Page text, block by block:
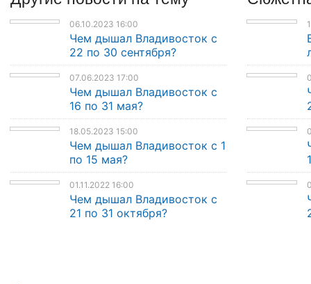
06.10.2023 16:00
Чем дышал Владивосток с
22 по 30 сентября?
07.06.2023 17:00
Чем дышал Владивосток с
16 по 31 мая?
18.05.2023 15:00
Чем дышал Владивосток с 1
по 15 мая?
01.11.2022 16:00
Чем дышал Владивосток с
21 по 31 октября?